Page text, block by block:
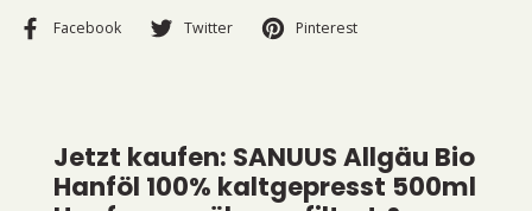
Facebook Twitter Pinterest
Jetzt kaufen: SANUUS Allgäu Bio
Hanföl 100% kaltgepresst 500ml